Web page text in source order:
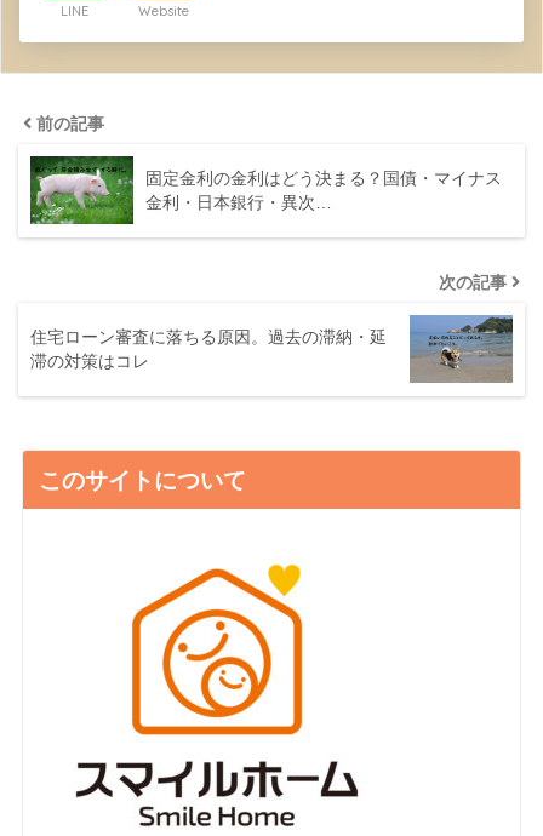
LINE Website
前の記事
固定金利の金利はどう決まる？国債・マイナス
金利・日本銀行・異次…
次の記事
住宅ローン審査に落ちる原因。過去の滞納・延
滞の対策はコレ
このサイトについて